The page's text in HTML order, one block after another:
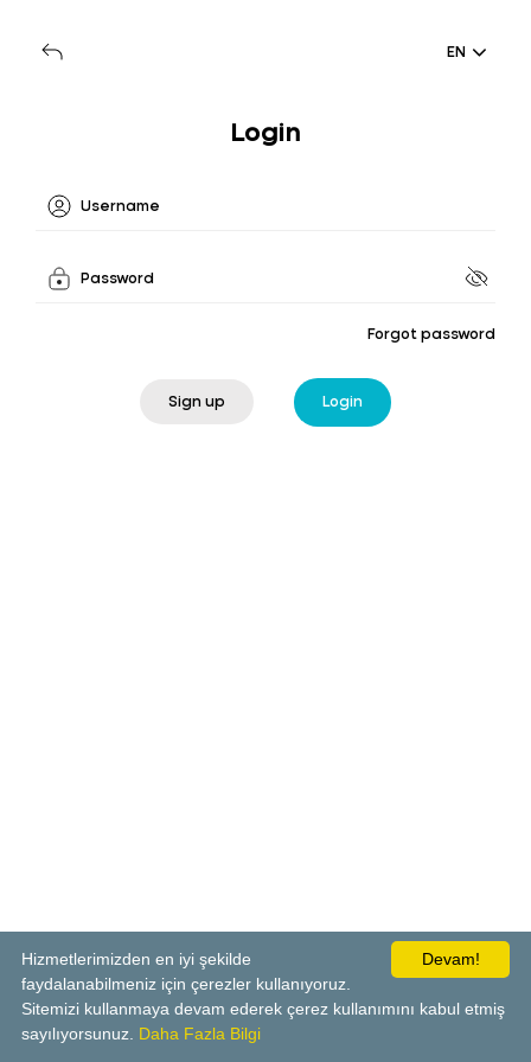
EN
Login
Forgot password
Sign up Login
Devam!
Hizmetlerimizden en iyi şekilde
faydalanabilmeniz için çerezler kullanıyoruz.
Sitemizi kullanmaya devam ederek çerez kullanımını kabul etmiş
sayılıyorsunuz. Daha Fazla Bilgi